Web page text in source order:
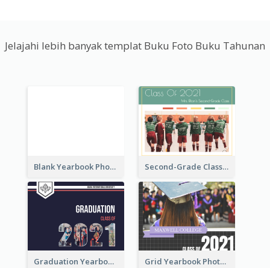
Jelajahi lebih banyak templat Buku Foto Buku Tahunan
Blank Yearbook Photo Book Second-Grade Class Yearbook Photo Book
Graduation Yearbook Photo Book Grid Yearbook Photo Book